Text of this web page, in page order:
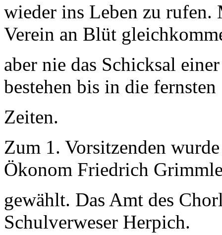
wieder ins Leben zu rufen.
Verein an Blüt
aber nie das Schicksal
bestehen bis in die fernsten
Zeiten.
Zum 1. Vorsitzenden
Ökonom Friedrich
gewählt. Das Amt des
Schulverweser Herpich.